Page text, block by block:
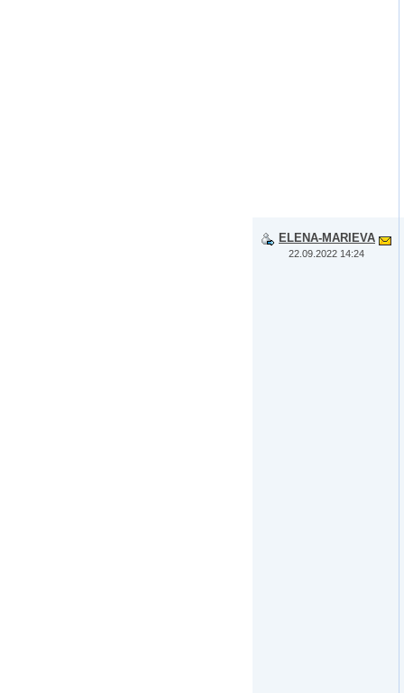
ELENA-MARIEVA
22.09.2022 14:24